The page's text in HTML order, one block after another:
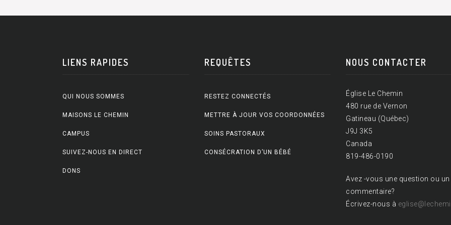
LIENS RAPIDES
QUI NOUS SOMMES
MAISONS LE CHEMIN
CAMPUS
SUIVEZ-NOUS EN DIRECT
DONS
REQUÊTES
RESTEZ CONNECTÉS
METTRE À JOUR VOS COORDONNÉES
SOINS PASTORAUX
CONSÉCRATION D’UN BÉBÉ
NOUS CONTACTER
Église Le Chemin
480 rue de Vernon
Gatineau (Québec)
J9J 3K5
Canada
819-486-0190
Avez -vous une question ou un
commentaire?
Écrivez-nous à